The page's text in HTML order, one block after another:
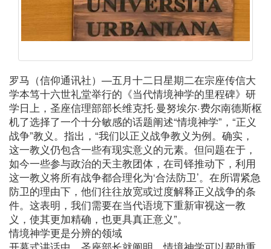
罗马（信仰通讯社）—五月十二日星期二在宗座传信大
学本笃十六世礼堂举行的《当代情境神学的里程碑》研
学日上，圣座信理部部长维克托·曼努埃尔·费尔南德斯枢
机了选择了一个十分敏感的话题阐述“情境神学”，“正义
战争”教义。指出，“我们以正义战争教义为例。确实，
这一教义仍包含一些有现实意义的元素。但问题在于，
如今一些参与政治的天主教团体，在司铎推动下，利用
这一教义将所有战争都合理化为‘合法防卫’。在所谓紧急
防卫的理由下，他们往往放宽或过度解释正义战争的条
件。这表明，我们需要在当代语境下重新审视这一教
义，使其更加精确，也更具真正意义”。
情境神学更是分辨的领域